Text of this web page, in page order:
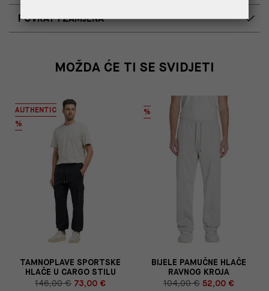
POVRAT I ZAMJENA
MOŽDA ĆE TI SE SVIDJETI
AUTHENTIC
%
TAMNOPLAVE SPORTSKE
HLAČE U CARGO STILU
146,00 € 73,00 €
%
BIJELE PAMUČNE HLAČE
RAVNOG KROJA
104,00 € 52,00 €